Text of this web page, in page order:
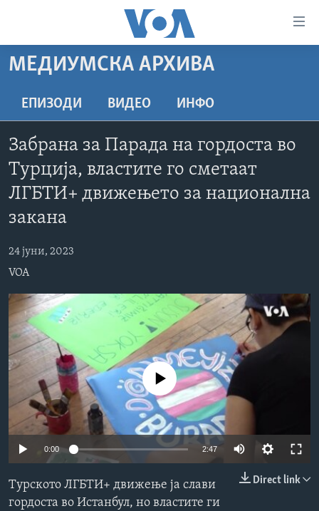
пристапност
содржина
Премини
до
страната
навигација
ДОМА
РУБРИКИ
МАКЕДОНИЈА
СВЕТ
ЕКОНОМИЈА
ЗДРАВЈЕ
УМЕТНОСТ И ЗАБАВА
ИНТЕРВЈУА
ДОКУМЕНТАРЦИ
АРХИВИРАНА ПРОГРАМА
NEWSFLASH - АРХИВА
ИЗБОРИ ВО САД 2020 - АРХИВА
Јазици
МЕДИУМСКА АРХИВА
ЕПИЗОДИ ВИДЕО ИНФО
Забрана за Парада на гордоста во
Турција, властите го сметаат
ЛГБТИ+ движењето за национална
закана
24 јуни, 2023
VOA
No media source currently available
0:00 2:47
Direct link
Турското ЛГБТИ+ движење ја слави
гордоста во Истанбул, но властите ги